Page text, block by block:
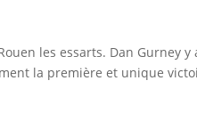
les essarts. Dan Gurney y
la première et unique